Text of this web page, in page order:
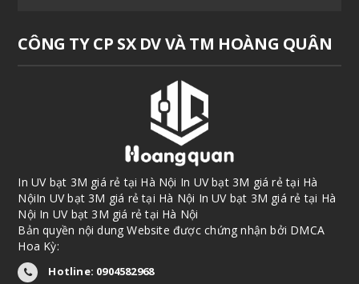
CÔNG TY CP SX DV VÀ TM HOÀNG QUÂN
In UV bạt 3M giá rẻ tại Hà Nội In UV bạt 3M giá rẻ tại Hà
NộiIn UV bạt 3M giá rẻ tại Hà Nội In UV bạt 3M giá rẻ tại Hà
Nội In UV bạt 3M giá rẻ tại Hà Nội
Bản quyền nội dung Website được chứng nhận bởi DMCA
Hoa Kỳ:
Hotline: 0904582968